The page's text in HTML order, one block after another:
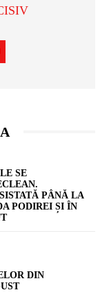
SE
PÂNĂ LA
PODIREI ȘI ÎN
DIN